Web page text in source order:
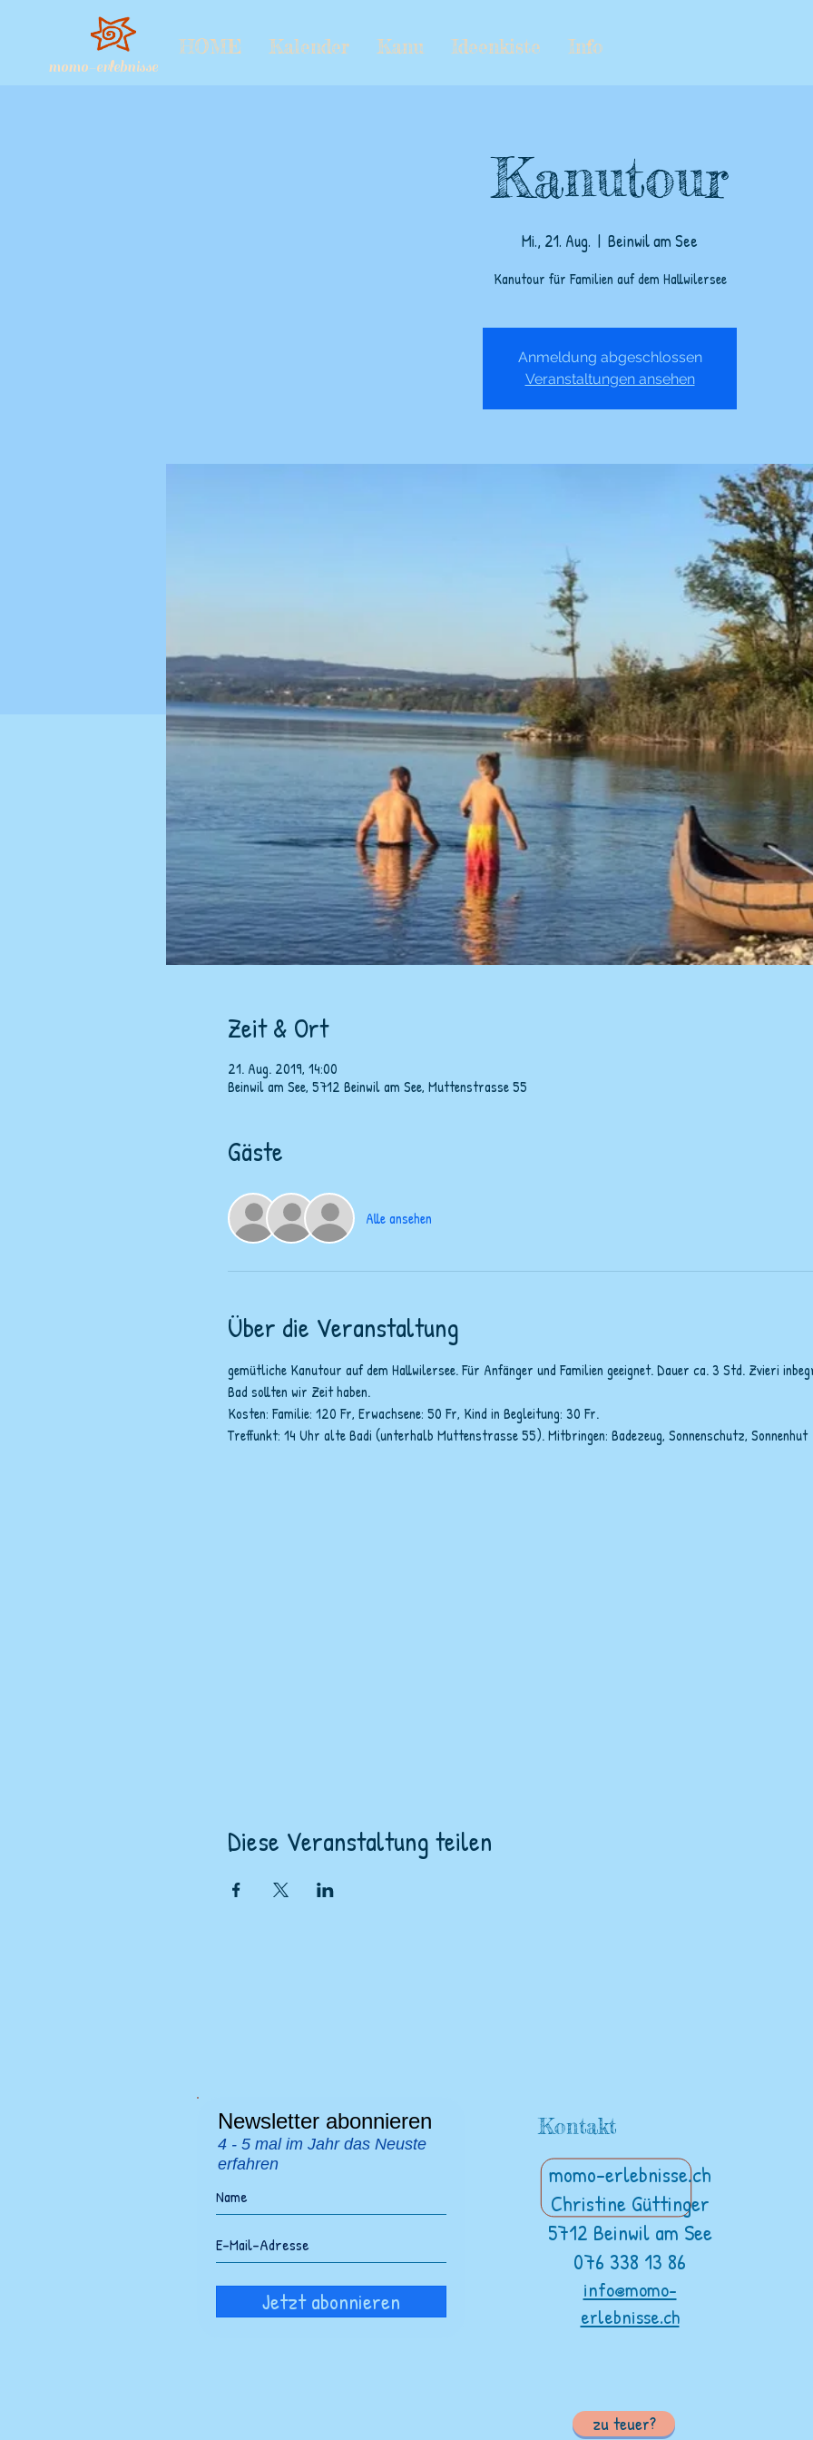
momo-erlebnisse
HOME Kalender Kanu Ideenkiste Info
Kanutour
Mi., 21. Aug.
  |
Beinwil am See
Kanutour für Familien auf dem Hallwilersee
Anmeldung abgeschlossen
Veranstaltungen ansehen
Zeit & Ort
21. Aug. 2019, 14:00
Beinwil am See, 5712 Beinwil am See, Muttenstrasse 55
Gäste
Alle ansehen
Über die Veranstaltung
gemütliche Kanutour auf dem Hallwilersee. Für Anfänger und Familien geeignet. Dauer ca. 3 Std. Zvieri
Bad sollten wir Zeit haben.
Kosten: Familie: 120 Fr, Erwachsene: 50 Fr, Kind in Begleitung: 30 Fr.
Treffunkt: 14 Uhr alte Badi (unterhalb Muttenstrasse 55). Mitbringen: Badezeug, Sonnenschutz, Sonnenhut
Diese Veranstaltung teilen
Newsletter abonnieren
4 - 5 mal im Jahr das Neuste
erfahren
Jetzt abonnieren
Kontakt
momo-erlebnisse.ch
Christine Güttinger
5712 Beinwil am See
076 338 13 86
info@momo-
erlebnisse.ch
zu teuer?